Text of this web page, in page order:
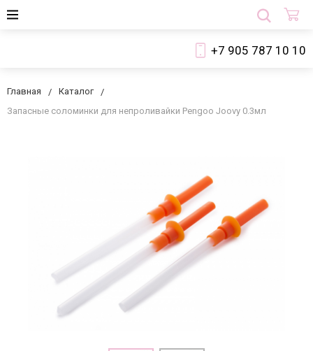
+7 905 787 10 10
Главная
Каталог
Запасные соломинки для непроливайки Pengoo Joovy 0.3мл